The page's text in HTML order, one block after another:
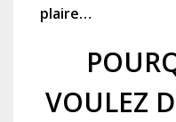
plaire…
VOULEZ